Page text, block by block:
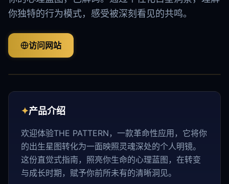
你独特的行为模式，感受被深刻看见的共鸣。
访问网站
✦产品介绍
欢迎体验THE PATTERN，一款革命性应用，它将你
的出生星图转化为一面映照灵魂深处的个人明镜。
这份直觉式指南，照亮你生命的心理蓝图，在转变
与成长时期，赋予你前所未有的清晰洞见。